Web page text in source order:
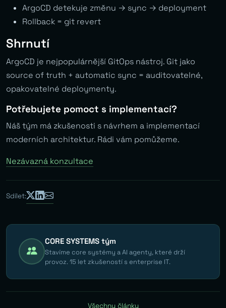
ArgoCD detekuje změnu → sync → deployment
Rollback = git revert
Shrnutí
ArgoCD je nejpopulárnější GitOps nástroj. Git jako
source of truth + automatic sync = auditovatelné,
opakovatelné deploymenty.
Potřebujete pomoct s implementací?
Náš tým má zkušenosti s návrhem a implementací
moderních architektur. Rádi vám pomůžeme.
Nezávazná konzultace
Sdílet:
CORE SYSTEMS tým
Stavíme core systémy a AI agenty, které drží
provoz. 15 let zkušeností s enterprise IT.
Všechny články